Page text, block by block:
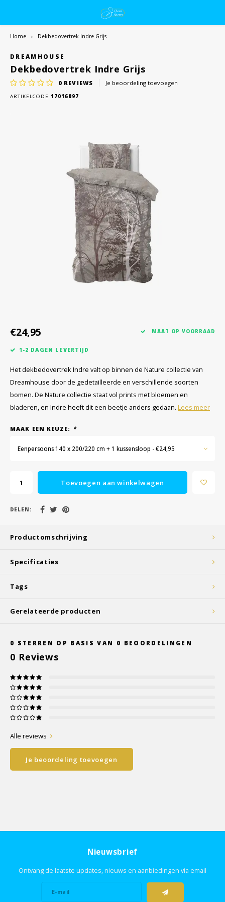
Home Dekbedovertrek Indre Grijs
DREAMHOUSE
Dekbedovertrek Indre Grijs
0 REVIEWS Je beoordeling toevoegen
ARTIKELCODE 17016097
€24,95 MAAT OP VOORRAAD
1-2 DAGEN LEVERTIJD
Het dekbedovertrek Indre valt op binnen de Nature collectie van
Dreamhouse door de gedetailleerde en verschillende soorten
bomen. De Nature collectie staat vol prints met bloemen en
bladeren, en Indre heeft dit een beetje anders gedaan. Lees meer
MAAK EEN KEUZE: *
Eenpersoons 140 x 200/220 cm + 1 kussensloop - €24,95
Toevoegen aan winkelwagen
DELEN:
Productomschrijving
Specificaties
Tags
Gerelateerde producten
0 STERREN OP BASIS VAN 0 BEOORDELINGEN
0 Reviews
Alle reviews
Je beoordeling toevoegen
Nieuwsbrief
Ontvang de laatste updates, nieuws en aanbiedingen via email